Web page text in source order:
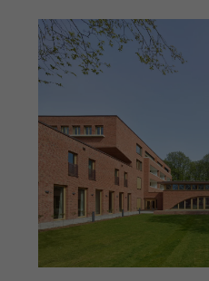
PRODUKTE
▼
ALLGEMEINE
RECYCLING-ZIEGEL
RE-USE-ZIEGEL
GLASUR-ZIEGEL
RE-USE-MÖRTEL
FASSADENPLANUNG
PRIVATKUNDEN